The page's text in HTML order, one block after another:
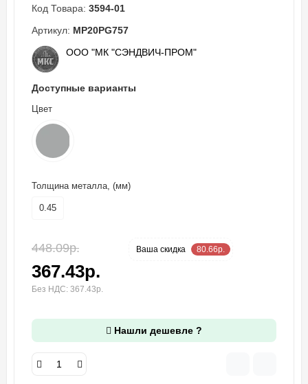
Код Товара: 3594-01
Артикул: MP20PG757
ООО "МК "СЭНДВИЧ-ПРОМ"
Доступные варианты
Цвет
Толщина металла, (мм)
0.45
448.09р. Ваша cкидка 80.66р.
367.43р.
Без НДС: 367.43р.
Нашли дешевле ?